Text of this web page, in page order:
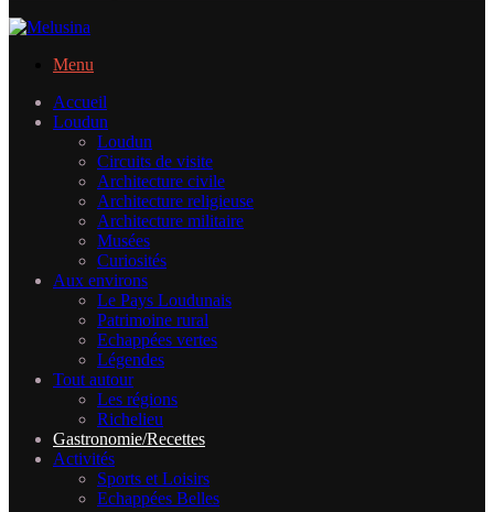
Menu
Accueil
Loudun
Loudun
Circuits de visite
Architecture civile
Architecture religieuse
Architecture militaire
Musées
Curiosités
Aux environs
Le Pays Loudunais
Patrimoine rural
Echappées vertes
Légendes
Tout autour
Les régions
Richelieu
Gastronomie/Recettes
Activités
Sports et Loisirs
Echappées Belles